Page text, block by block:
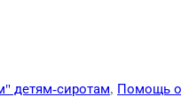
детям-сиротам, Помощь